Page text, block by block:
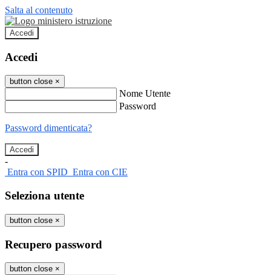
Salta al contenuto
Accedi
Accedi
button close ×
Nome Utente
Password
Password dimenticata?
-
Entra con SPID Entra con CIE
Seleziona utente
button close ×
Recupero password
button close ×